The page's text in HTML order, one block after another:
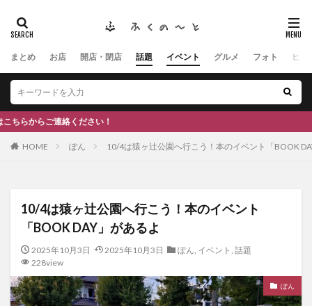
まとめ お店 開店・閉店 話題 イベント グルメ フォト ヒト
さい！
HOME ぽん 10/4は猿ヶ辻公園へ行こう！本のイベント「BOOK
10/4は猿ヶ辻公園へ行こう！本のイベント
「BOOK DAY」があるよ
2025年10月3日 2025年10月3日 ぽん, イベント , 話題
228view
ぽん
タグ
#ふくの里 南砺 福野 福光
神社
南砺市、蕎麦
スキー場
#イタリアン
ひーちゃん
IOXアローザ #居酒屋
#富山